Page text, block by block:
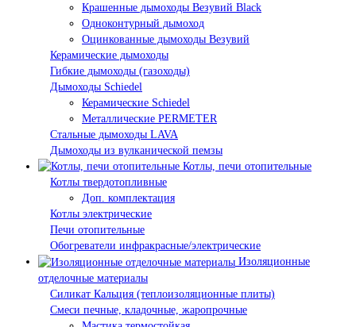
Крашенные дымоходы Везувий Black
Одноконтурный дымоход
Оцинкованные дымоходы Везувий
Керамические дымоходы
Гибкие дымоходы (газоходы)
Дымоходы Schiedel
Керамические Schiedel
Металлические PERMETER
Стальные дымоходы LAVA
Дымоходы из вулканической пемзы
Котлы, печи отопительные
Котлы твердотопливные
Доп. комплектация
Котлы электрические
Печи отопительные
Обогреватели инфракрасные/электрические
Изоляционные
отделочные материалы
Силикат Кальция (теплоизоляционные плиты)
Смеси печные, кладочные, жаропрочные